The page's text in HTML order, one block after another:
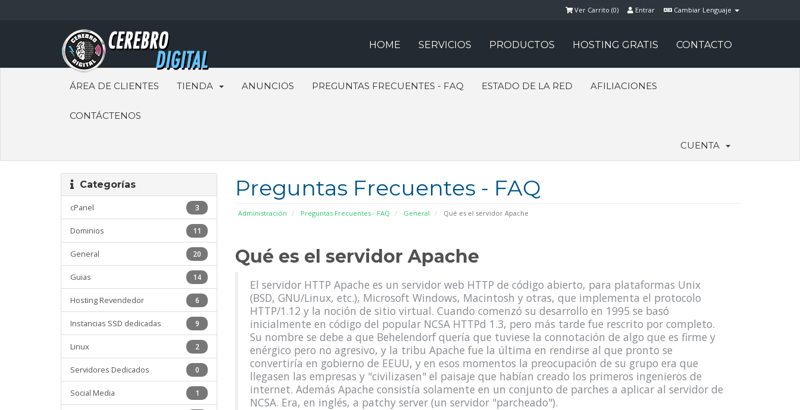
Cambiar Lenguaje
Entrar
Ver Carrito (0)
HOME SERVICIOS PRODUCTOS HOSTING GRATIS CONTACTO
ÁREA DE CLIENTES TIENDA ANUNCIOS PREGUNTAS FRECUENTES - FAQ ESTADO DE LA RED AFILIACIONES
CONTÁCTENOS
CUENTA
Preguntas Frecuentes - FAQ
Administración Preguntas Frecuentes - FAQ General Qué es el servidor Apache
Categorías
3
cPanel
11
Dominios
20
General
14
Guias
6
Hosting Revendedor
9
Instancias SSD dedicadas
2
Linux
0
Servidores Dedicados
1
Social Media
Qué es el servidor Apache
El servidor HTTP Apache es un servidor web HTTP de código abierto, para plataformas Unix
(BSD, GNU/Linux, etc.), Microsoft Windows, Macintosh y otras, que implementa el protocolo
HTTP/1.12 y la noción de sitio virtual. Cuando comenzó su desarrollo en 1995 se basó
inicialmente en código del popular NCSA HTTPd 1.3, pero más tarde fue rescrito por completo.
Su nombre se debe a que Behelendorf quería que tuviese la connotación de algo que es firme y
enérgico pero no agresivo, y la tribu Apache fue la última en rendirse al que pronto se
convertiría en gobierno de EEUU, y en esos momentos la preocupación de su grupo era que
llegasen las empresas y "civilizasen" el paisaje que habían creado los primeros ingenieros de
internet. Además Apache consistía solamente en un conjunto de parches a aplicar al servidor de
NCSA. Era, en inglés, a patchy server (un servidor "parcheado").